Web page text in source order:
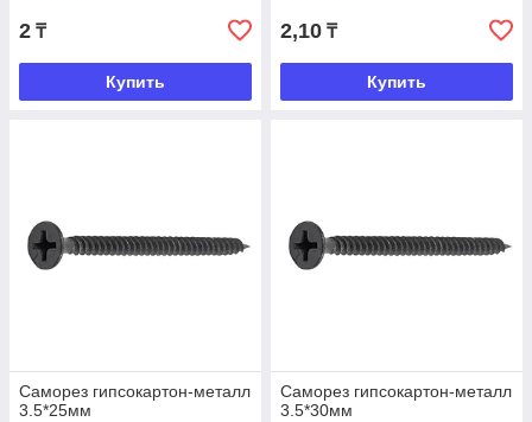
2 ₸
Купить
2,10 ₸
Купить
Саморез гипсокартон-металл
3.5*25мм
Саморез гипсокартон-металл
3.5*30мм